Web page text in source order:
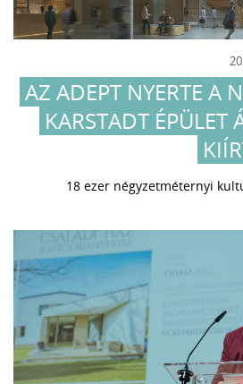
AZ ADEPT NYERTE A
KARSTADT ÉPÜLET
18 ezer négyzetméternyi